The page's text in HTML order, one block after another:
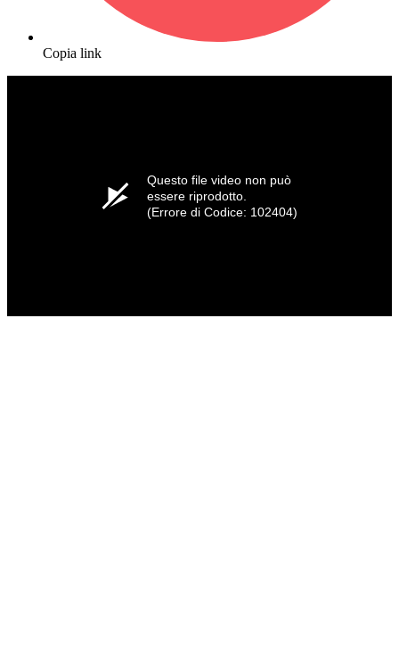
Copia link
Questo file video non può
essere riprodotto.
(Errore di Codice: 102404)